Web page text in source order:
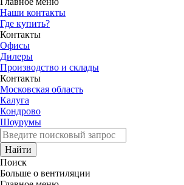
Наши контакты
Где купить?
Контакты
Офисы
Дилеры
Производство и склады
Контакты
Московская область
Калуга
Кондрово
Шоурумы
Найти
Поиск
Больше о вентиляции